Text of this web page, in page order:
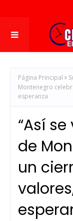
Página Principal
Montenegro
esperanza
“Así se
de
un